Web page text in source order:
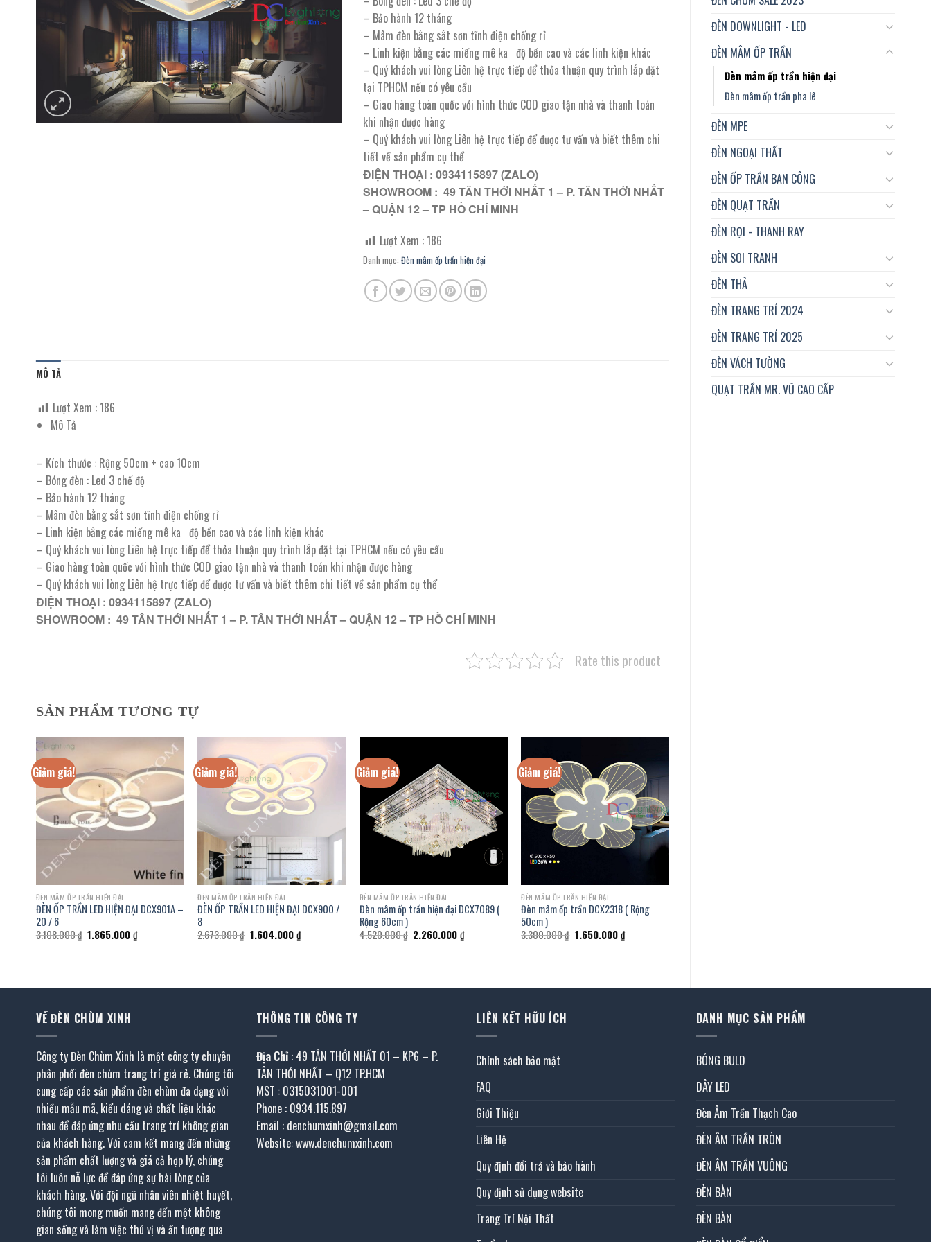
ĐÈN DOWNLIGHT - LED
ĐÈN MÂM ỐP TRẦN
Đèn mâm ốp trần hiện đại
Đèn mâm ốp trần pha lê
ĐÈN MPE
ĐÈN NGOẠI THẤT
ĐÈN ỐP TRẦN BAN CÔNG
ĐÈN QUẠT TRẦN
ĐÈN RỌI - THANH RAY
ĐÈN SOI TRANH
ĐÈN THẢ
ĐÈN TRANG TRÍ 2024
ĐÈN TRANG TRÍ 2025
ĐÈN VÁCH TƯỜNG
QUẠT TRẦN MR. VŨ CAO CẤP
2.070.000 ₫.
1.035.000 ₫.
– Bảo hành 12 tháng
– Mâm đèn bằng sắt sơn tĩnh điện chống rỉ
– Linh kiện bằng các miếng mê ka độ bền cao và các linh kiện khác
– Quý khách vui lòng Liên hệ trực tiếp để thỏa thuận quy trình lắp đặt
tại TPHCM nếu có yêu cầu
– Giao hàng toàn quốc với hình thức COD giao tận nhà và thanh toán
khi nhận được hàng
– Quý khách vui lòng Liên hệ trực tiếp để được tư vấn và biết thêm chi
tiết về sản phẩm cụ thể
ĐIỆN THOẠI : 0934115897 (ZALO)
SHOWROOM : 49 TÂN THỚI NHẤT 1 – P. TÂN THỚI NHẤT
– QUẬN 12 – TP HỒ CHÍ MINH
Lượt Xem :186
Danh mục: Đèn mâm ốp trần hiện đại
MÔ TẢ
Lượt Xem :186
Mô Tả
– Kích thước : Rộng 50cm + cao 10cm
– Bóng đèn : Led 3 chế độ
– Bảo hành 12 tháng
– Mâm đèn bằng sắt sơn tĩnh điện chống rỉ
– Linh kiện bằng các miếng mê ka độ bền cao và các linh kiện khác
– Quý khách vui lòng Liên hệ trực tiếp để thỏa thuận quy trình lắp đặt tại TPHCM nếu có yêu cầu
– Giao hàng toàn quốc với hình thức COD giao tận nhà và thanh toán khi nhận được hàng
– Quý khách vui lòng Liên hệ trực tiếp để được tư vấn và biết thêm chi tiết về sản phẩm cụ thể
ĐIỆN THOẠI : 0934115897 (ZALO)
SHOWROOM : 49 TÂN THỚI NHẤT 1 – P. TÂN THỚI NHẤT – QUẬN 12 – TP HỒ CHÍ MINH
Rate this product
SẢN PHẨM TƯƠNG TỰ
Giảm giá!
ĐÈN MÂM ỐP TRẦN HIỆN ĐẠI
ĐÈN ỐP TRẦN LED HIỆN ĐẠI DCX901A –
20 / 6
3.108.000₫ Giá
gốc
1.865.000₫Giá
Giảm giá!
ĐÈN MÂM ỐP TRẦN HIỆN ĐẠI
ĐÈN ỐP TRẦN LED HIỆN ĐẠI DCX900 /
8
2.673.000₫ Giá
gốc
1.604.000₫Giá
hiện
Giảm giá!
ĐÈN MÂM ỐP TRẦN HIỆN ĐẠI
Đèn mâm ốp trần hiện đại DCX7089 (
Rộng 60cm )
4.520.000₫ Giá
gốc
2.260.000₫Giá
Giảm giá!
ĐÈN MÂM ỐP TRẦN HIỆN ĐẠI
Đèn mâm ốp trần DCX2318 ( Rộng
50cm )
3.300.000₫ Giá
gốc
1.650.000₫Giá
hiện
VỀ ĐÈN CHÙM XINH
Công ty Đèn Chùm Xinh là một công ty chuyên
phân phối đèn chùm trang trí giá rẻ. Chúng tôi
cung cấp các sản phẩm đèn chùm đa dạng với
nhiều mẫu mã, kiểu dáng và chất liệu khác
nhau để đáp ứng nhu cầu trang trí không gian
của khách hàng. Với cam kết mang đến những
sản phẩm chất lượng và giá cả hợp lý, chúng
tôi luôn nỗ lực để đáp ứng sự hài lòng của
khách hàng. Với đội ngũ nhân viên nhiệt huyết,
chúng tôi mong muốn mang đến một không
gian sống và làm việc thú vị và ấn tượng qua
THÔNG TIN CÔNG TY
Địa Chỉ : 49 TÂN THỚI NHẤT 01 – KP6 – P.
TÂN THỚI NHẤT – Q12 TP.HCM
MST : 0315031001-001
Phone : 0934.115.897
Email : denchumxinh@gmail.com
Website: www.denchumxinh.com
LIÊN KẾT HỮU ÍCH
Chính sách bảo mật
FAQ
Giới Thiệu
Liên Hệ
Quy định đổi trả và bảo hành
Quy định sử dụng website
Trang Trí Nội Thất
DANH MỤC SẢN PHẨM
BÓNG BULD
DÂY LED
Đèn Âm Trần Thạch Cao
ĐÈN ÂM TRẦN TRÒN
ĐÈN ÂM TRẦN VUÔNG
ĐÈN BÀN
ĐÈN BÀN